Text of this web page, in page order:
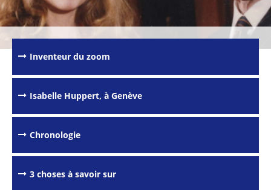
Inventeur du zoom
Isabelle Huppert, à Genève
Chronologie
3 choses à savoir sur